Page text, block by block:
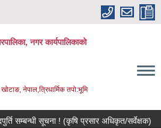
नगर कार्यपालिकाको
नेपाल,त्रिधार्मिक तपो:भूमि
सम्बन्धी सूचना ! (कृषि प्रसार अधिकृत/सर्वेक्षक)